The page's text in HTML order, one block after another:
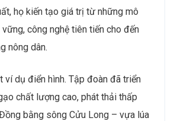
họ kiến tạo giá trị từ những mô
vững, công nghệ tiên tiến cho đến
nông dân.
ví dụ điển hình. Tập đoàn đã triển
chất lượng cao, phát thải thấp
bằng sông Cửu Long – vựa lúa